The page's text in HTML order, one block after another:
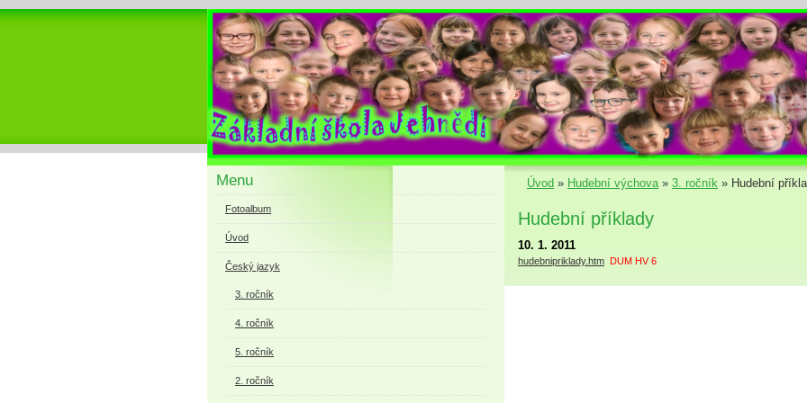
Úvod » Hudební výchova» 3. ročník » Hudební
Hudební příklady
10. 1. 2011
hudebnipriklady.htm DUM HV 6
Menu
Fotoalbum
Úvod
Český jazyk
3. ročník
4. ročník
5. ročník
2. ročník